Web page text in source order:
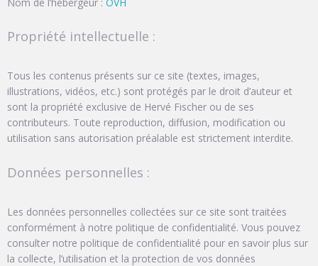
Propriété intellectuelle :
Tous les contenus présents sur ce site (textes, images,
illustrations, vidéos, etc.) sont protégés par le droit d’auteur et
sont la propriété exclusive de Hervé Fischer ou de ses
contributeurs. Toute reproduction, diffusion, modification ou
utilisation sans autorisation préalable est strictement interdite.
Données personnelles :
Les données personnelles collectées sur ce site sont traitées
conformément à notre politique de confidentialité. Vous pouvez
consulter notre politique de confidentialité pour en savoir plus sur
la collecte, l’utilisation et la protection de vos données